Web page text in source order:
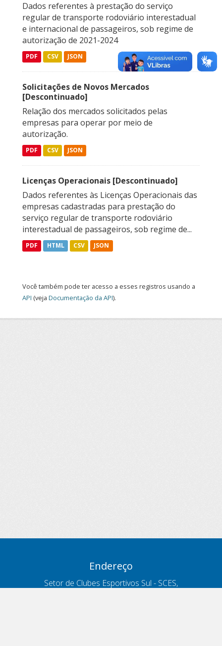
Dados referentes à prestação do serviço
regular de transporte rodoviário interestadual
e internacional de passageiros, sob regime de
autorização de 2021-2024
PDF CSV JSON
Solicitações de Novos Mercados
[Descontinuado]
Relação dos mercados solicitados pelas
empresas para operar por meio de
autorização.
PDF CSV JSON
Licenças Operacionais [Descontinuado]
Dados referentes às Licenças Operacionais das
empresas cadastradas para prestação do
serviço regular de transporte rodoviário
interestadual de passageiros, sob regime de...
PDF HTML CSV JSON
Você também pode ter acesso a esses registros usando a
API (veja Documentação da API).
Endereço
Setor de Clubes Esportivos Sul - SCES,